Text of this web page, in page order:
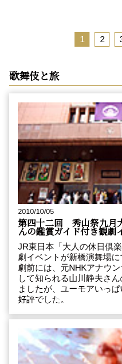
1 2
歌舞伎と旅
2010/10/05
第四十二回 秀山祭九月
んの鑑賞ガイド付き観劇
JR東日本「大人の休日倶
劇イベントが新橋演舞場
劇前には、元NHKアナウ
して知られる山川静夫さ
ましたが、ユーモアいっ
好評でした。